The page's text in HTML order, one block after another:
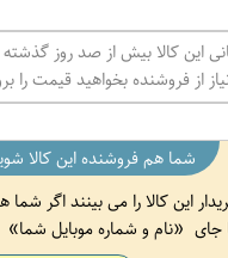
این کالا بیش از صد روز
از فروشنده بخواهید قیمت را
شما هم فروشنده این کالا
این کالا را می بینند اگر شما
جای
نام و شماره موبایل شما